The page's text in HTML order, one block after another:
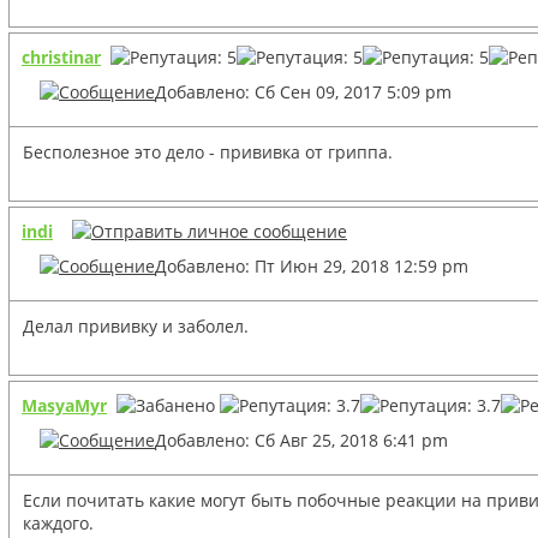
christinar
Добавлено: Сб Сен 09, 2017 5:09 pm
Бесполезное это дело - прививка от гриппа.
indi
Добавлено: Пт Июн 29, 2018 12:59 pm
Делал прививку и заболел.
MasyaMyr
Добавлено: Сб Авг 25, 2018 6:41 pm
Если почитать какие могут быть побочные реакции на
каждого.